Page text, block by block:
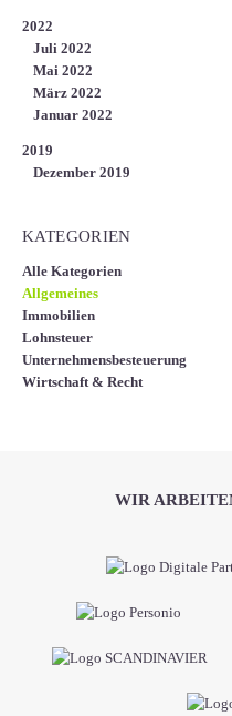
2022
Juli 2022
Mai 2022
März 2022
Januar 2022
2019
Dezember 2019
KATEGORIEN
Alle Kategorien
Allgemeines
Immobilien
Lohnsteuer
Unternehmensbesteuerung
Wirtschaft & Recht
WIR